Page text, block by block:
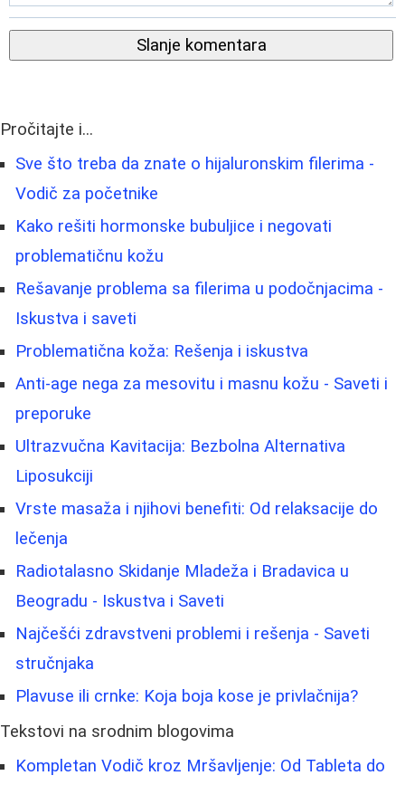
Slanje komentara
Pročitajte i...
Sve što treba da znate o hijaluronskim filerima -
Vodič za početnike
Kako rešiti hormonske bubuljice i negovati
problematičnu kožu
Rešavanje problema sa filerima u podočnjacima -
Iskustva i saveti
Problematična koža: Rešenja i iskustva
Anti-age nega za mesovitu i masnu kožu - Saveti i
preporuke
Ultrazvučna Kavitacija: Bezbolna Alternativa
Liposukciji
Vrste masaža i njihovi benefiti: Od relaksacije do
lečenja
Radiotalasno Skidanje Mladeža i Bradavica u
Beogradu - Iskustva i Saveti
Najčešći zdravstveni problemi i rešenja - Saveti
stručnjaka
Plavuse ili crnke: Koja boja kose je privlačnija?
Tekstovi na srodnim blogovima
Kompletan Vodič kroz Mršavljenje: Od Tableta do